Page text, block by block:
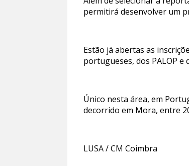
permitirá desenvolver um
Estão já abertas as
portugueses, dos PALOP e
Único nesta área, em
decorrido em Mora, entre
LUSA / CM Coimbra